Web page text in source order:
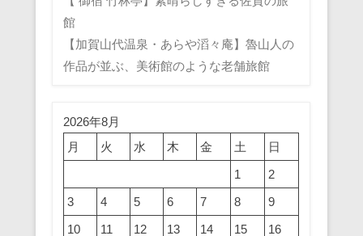
館
【加賀山代温泉・あらや滔々庵】魯山人の
作品が並ぶ、美術館のような老舗旅館
2026年8月
月
火 水 木 金 土
日
1
2
3
4 5 6 7 8
9
10
11 12 13 14 15
16